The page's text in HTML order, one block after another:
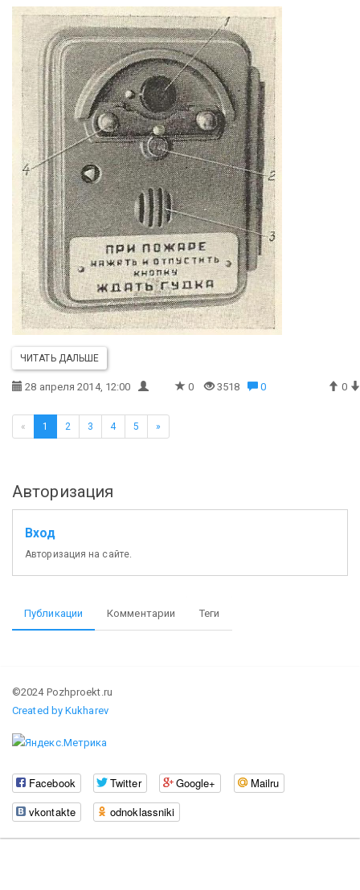
ЧИТАТЬ ДАЛЬШЕ
28 апреля 2014, 12:00 0 3518 0 0
« 1 2 3 4 5 »
Авторизация
Вход
Авторизация на сайте.
Публикации Комментарии Теги
©2024 Pozhproekt.ru
Created by Kukharev
Facebook Twitter Google+
Mailru
vkontakte
odnoklassniki